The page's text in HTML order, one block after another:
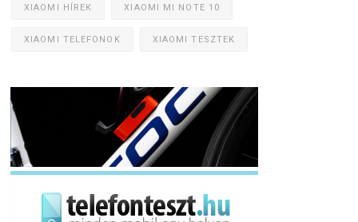
XIAOMI HÍREK XIAOMI MI NOTE 10
XIAOMI TELEFONOK XIAOMI TESZTEK